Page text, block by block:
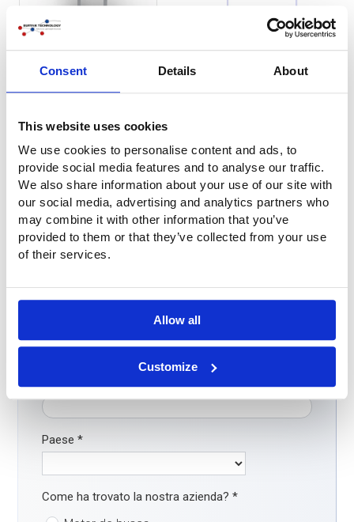
Consent Details About
This website uses cookies
We use cookies to personalise content and ads, to
provide social media features and to analyse our traffic.
We also share information about your use of our site with
our social media, advertising and analytics partners who
may combine it with other information that you’ve
provided to them or that they’ve collected from your use
of their services.
Allow all
Customize
+31 (0)316-250830
. Mas ainda mais fácil: preencha
em contacto consigo o mais rapidamente possível!
Paese*
Come ha trovato la nostra azienda?*